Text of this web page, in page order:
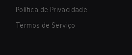
Política de Privacidade
Termos de Serviço